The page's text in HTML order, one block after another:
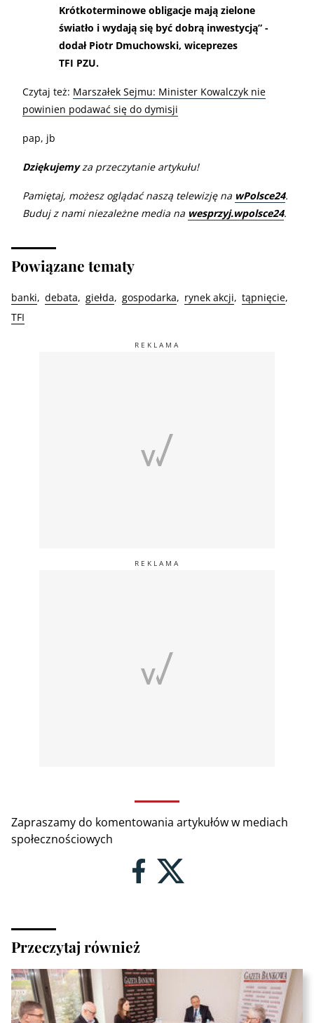
Krótkoterminowe obligacje mają zielone
światło i wydają się być dobrą inwestycją” -
dodał Piotr Dmuchowski, wiceprezes
TFI PZU.
Czytaj też: Marszałek Sejmu: Minister Kowalczyk nie
powinien podawać się do dymisji
pap, jb
Dziękujemyza przeczytanie artykułu!
Pamiętaj, możesz oglądać naszą telewizję na wPolsce24.
Buduj z nami niezależne media na wesprzyj.wpolsce24.
Powiązane tematy
banki debata giełda gospodarka rynek akcji
tąpnięcie
TFI
Zapraszamy do komentowania artykułów w mediach
społecznościowych
Przeczytaj również